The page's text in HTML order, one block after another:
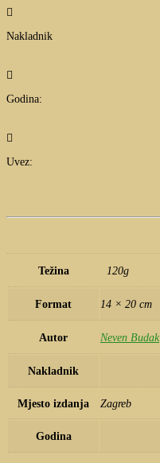

Nakladnik

Godina:

Uvez:
Težina 120g
Format 14 × 20 cm
Autor Neven Budak
Nakladnik
Mjesto izdanja Zagreb
Godina